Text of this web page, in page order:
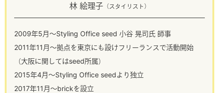
林 絵理子（スタイリスト）
2009年5月～Styling Office seed 小谷 晃司氏 師事
2011年11月～拠点を東京にも設けフリーランスで活動開始
（大阪に関してはseed所属）
2015年4月～Styling Office seedより独立
2017年11月～brickを設立